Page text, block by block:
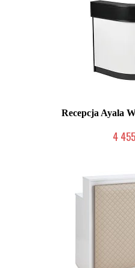
Recepcja Ayala
4